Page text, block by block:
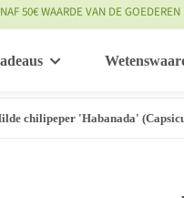
50€ WAARDE VAN DE GOEDEREN
chilipeper 'Habanada'